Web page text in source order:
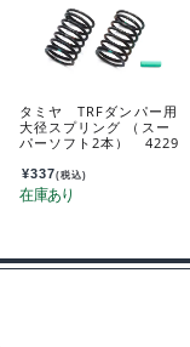
タミヤ TRFダンパー用
大径スプリング （スー
パーソフト2本） 4229
¥337(税込)